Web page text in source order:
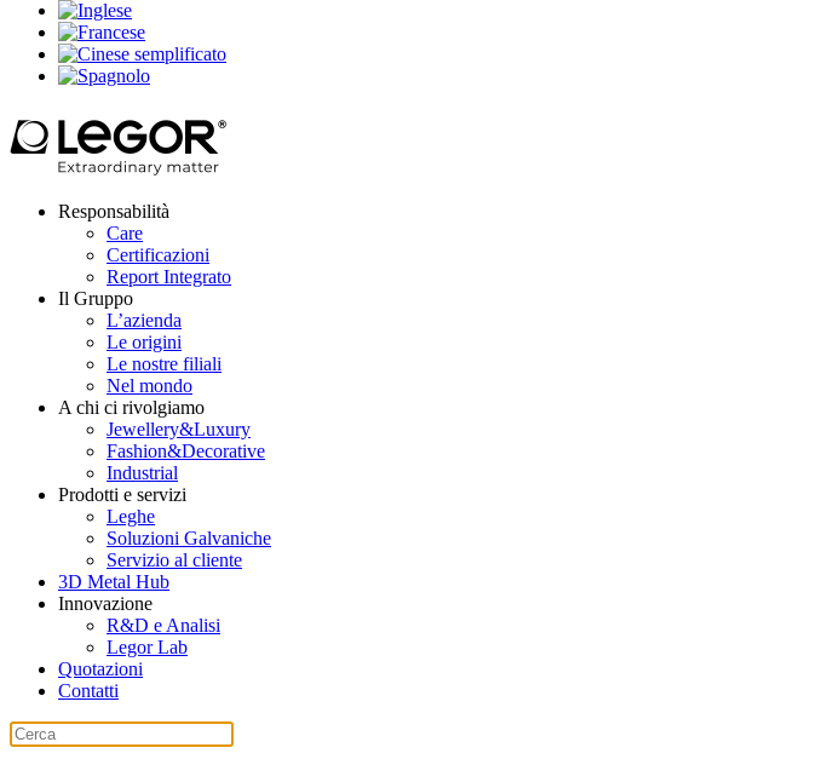
Responsabilità
Care
Certificazioni
Report Integrato
Il Gruppo
L’azienda
Le origini
Le nostre filiali
Nel mondo
A chi ci rivolgiamo
Jewellery&Luxury
Fashion&Decorative
Industrial
Prodotti e servizi
Leghe
Soluzioni Galvaniche
Servizio al cliente
3D Metal Hub
Innovazione
R&D e Analisi
Legor Lab
Quotazioni
Contatti